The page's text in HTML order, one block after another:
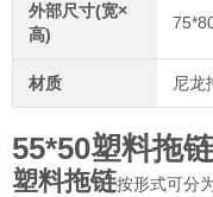
外部尺寸(宽×
高)
材质 尼龙
55*50塑料拖链
塑料拖链按形式可分